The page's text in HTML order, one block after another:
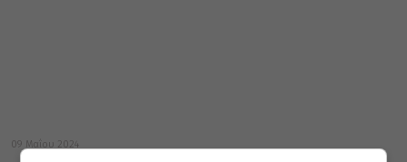
09 Μαΐου 2024